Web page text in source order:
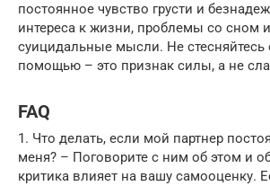
постоянное чувство грусти и
интереса к жизни, проблемы со сном
суицидальные мысли. Не стесняйтесь
помощью – это признак силы, а не
FAQ
1. Что делать, если мой партнер
меня? – Поговорите с ним об этом и
критика влияет на вашу самооценку.